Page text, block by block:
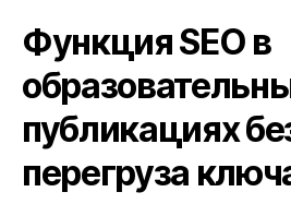
Функция SEO в
публикациях
перегруза